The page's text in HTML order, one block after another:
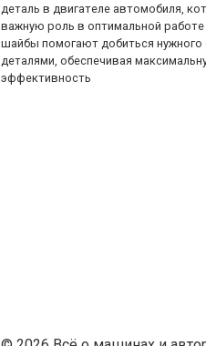
деталь в двигателе автомобиля,
важную роль в оптимальной
шайбы помогают добиться нужного
деталями, обеспечивая
эффективность